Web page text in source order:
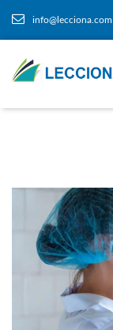
info@lecciona.com